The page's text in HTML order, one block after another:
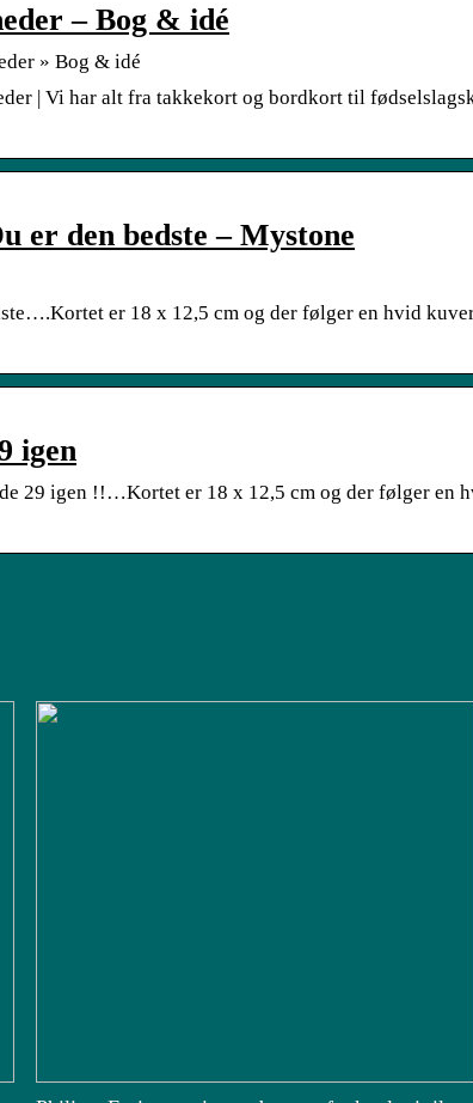
– Bog & idé
» Bog & idé
| Vi har alt fra takkekort og bordkort til
er den bedste – Mystone
er 18 x 12,5 cm og der følger en hvid
igen
29 igen !!…Kortet er 18 x 12,5 cm og der følger en